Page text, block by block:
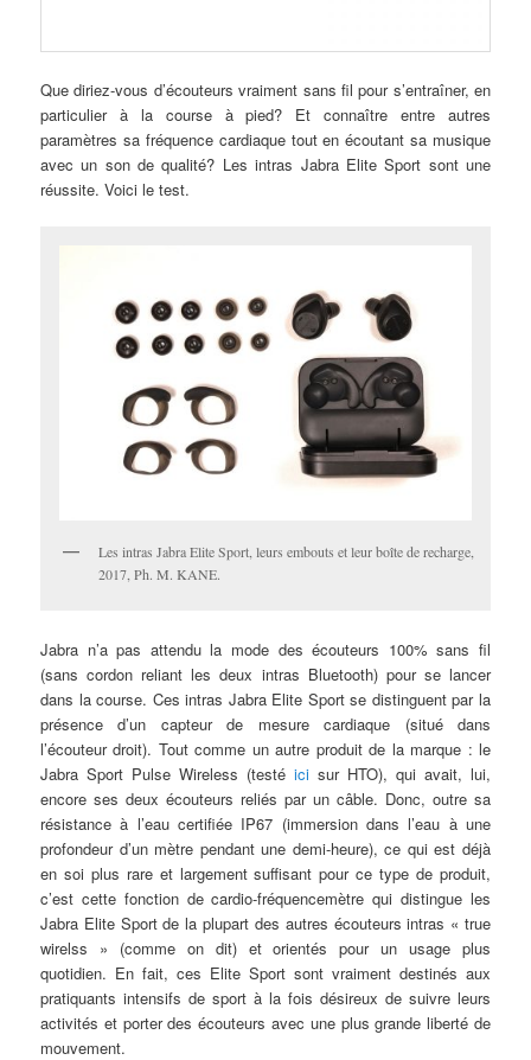
Que diriez-vous d’écouteurs vraiment sans fil pour s’entraîner, en
particulier à la course à pied? Et connaître entre autres
paramètres sa fréquence cardiaque tout en écoutant sa musique
avec un son de qualité? Les intras Jabra Elite Sport sont une
réussite. Voici le test.
Les intras Jabra Elite Sport, leurs embouts et leur boîte de recharge,
2017, Ph. M. KANE.
Jabra n’a pas attendu la mode des écouteurs 100% sans fil
(sans cordon reliant les deux intras Bluetooth) pour se lancer
dans la course. Ces intras Jabra Elite Sport se distinguent par la
présence d’un capteur de mesure cardiaque (situé dans
l’écouteur droit). Tout comme un autre produit de la marque : le
Jabra Sport Pulse Wireless (testé ici sur HTO), qui avait, lui,
encore ses deux écouteurs reliés par un câble. Donc, outre sa
résistance à l’eau certifiée IP67 (immersion dans l’eau à une
profondeur d’un mètre pendant une demi-heure), ce qui est déjà
en soi plus rare et largement suffisant pour ce type de produit,
c’est cette fonction de cardio-fréquencemètre qui distingue les
Jabra Elite Sport de la plupart des autres écouteurs intras « true
wirelss » (comme on dit) et orientés pour un usage plus
quotidien. En fait, ces Elite Sport sont vraiment destinés aux
pratiquants intensifs de sport à la fois désireux de suivre leurs
activités et porter des écouteurs avec une plus grande liberté de
mouvement.